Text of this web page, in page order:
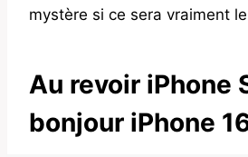
mystère si ce sera vraiment
Au revoir iPhone
bonjour iPhone